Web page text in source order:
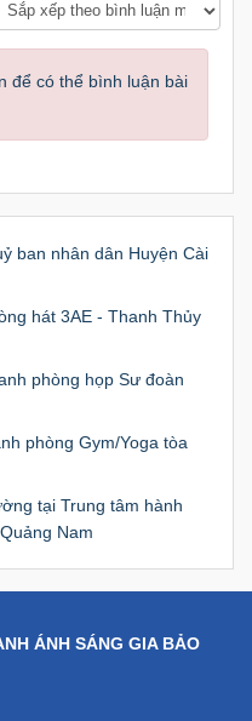
để có thể bình luận bài
ban nhân dân Huyện Cài
hát 3AE - Thanh Thủy
phòng họp Sư đoàn
phòng Gym/Yoga tòa
tại Trung tâm hành
Nam
ÁNH SÁNG GIA BẢO